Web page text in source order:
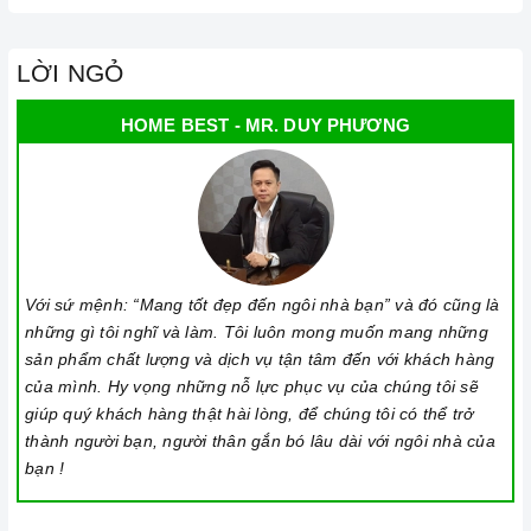
Luôn dùng khăn mềm và khô để vệ sinh mặt bếp, chú ý lau
Đối với các vết bẩn cứng đầu, có thể dùng giấy ướt hoặc chất
tẩy rửa chuyên dụng để lau mặt bếp.
Lưu ý chỉ nên thực hiện việc này khi bếp đã nguội và cách xa
thời gian nấu nướng để đảm bảo an toàn.
Khi không sử dụng, nên cất giữ cẩn thận và bảo quản mặt
bếp để tránh làm trầy xước, ảnh hưởng đến cảm ứng bếp từ.
Thường xuyên lau chùi bếp và giữ vệ sinh sạch sẽ để đảm
bảo tuổi thọ của bếp.
3. Tại sao nên chọn mua sản phẩm tại Home Best?
Cam kết hàng chính hãng:
LỜI NGỎ
HOME BEST - MR. DUY PHƯƠNG
Với sứ mệnh: “Mang tốt đẹp đến ngôi nhà bạn” và đó cũng là
những gì tôi nghĩ và làm. Tôi luôn mong muốn mang những
sản phẩm chất lượng và dịch vụ tận tâm đến với khách hàng
của mình. Hy vọng những nỗ lực phục vụ của chúng tôi sẽ
giúp quý khách hàng thật hài lòng, để chúng tôi có thể trở
thành người bạn, người thân gắn bó lâu dài với ngôi nhà của
bạn !